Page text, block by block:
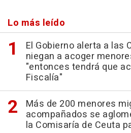
Lo más leído
El Gobierno alerta a las
niegan a acoger
"entonces tendrá que
Fiscalía"
Más de 200 menores
acompañados se
la Comisaría de Ceuta